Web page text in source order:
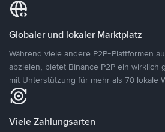
Globaler und lokaler Marktplatz
Während viele andere P2P-Plattformen
abzielen, bietet Binance P2P ein wirklich
mit Unterstützung für mehr als 70 lokale
Viele Zahlungsarten